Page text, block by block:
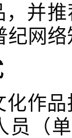
并
纪网
化作
员（